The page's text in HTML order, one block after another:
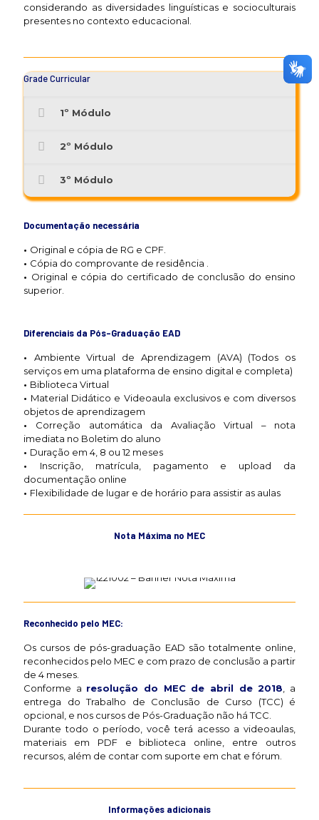
considerando as diversidades linguísticas e socioculturais
presentes no contexto educacional.
Grade Curricular
1º Módulo
2º Módulo
3º Módulo
Documentação necessária
• Original e cópia de RG e CPF.
• Cópia do comprovante de residência .
• Original e cópia do certificado de conclusão do ensino
superior.
Diferenciais da Pós-Graduação EAD
• Ambiente Virtual de Aprendizagem (AVA) (Todos os
serviços em uma plataforma de ensino digital e completa)
• Biblioteca Virtual
• Material Didático e Videoaula exclusivos e com diversos
objetos de aprendizagem
• Correção automática da Avaliação Virtual – nota
imediata no Boletim do aluno
• Duração em 4, 8 ou 12 meses
• Inscrição, matrícula, pagamento e upload da
documentação online
• Flexibilidade de lugar e de horário para assistir as aulas
Nota Máxima no MEC
Reconhecido pelo MEC:
Os cursos de pós-graduação EAD são totalmente online,
reconhecidos pelo MEC e com prazo de conclusão a partir
de 4 meses.
Conforme a resolução do MEC de abril de 2018 , a
entrega do Trabalho de Conclusão de Curso (TCC) é
opcional, e nos cursos de Pós-Graduação não há TCC.
Durante todo o período, você terá acesso a videoaulas,
materiais em PDF e biblioteca online, entre outros
recursos, além de contar com suporte em chat e fórum.
Informações adicionais